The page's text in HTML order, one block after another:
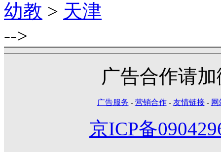
幼教 > 天津
-->
广告合作请加
广告服务 - 营销合作- 友情链接-
京ICP备